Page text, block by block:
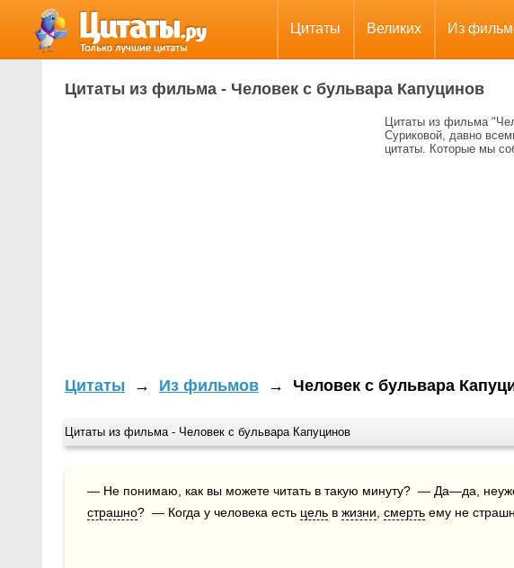
Цитаты Великих Из
Цитаты из фильма - Человек с бульвара Капуцинов
Цитаты из фильма
Суриковой, давно
цитаты. Которые мы
Цитаты → Из фильмов → Человек с бульвара
Цитаты из фильма - Человек с бульвара Капуцинов
страшно?  — Когда у человека есть цель в жизни смерть ему не